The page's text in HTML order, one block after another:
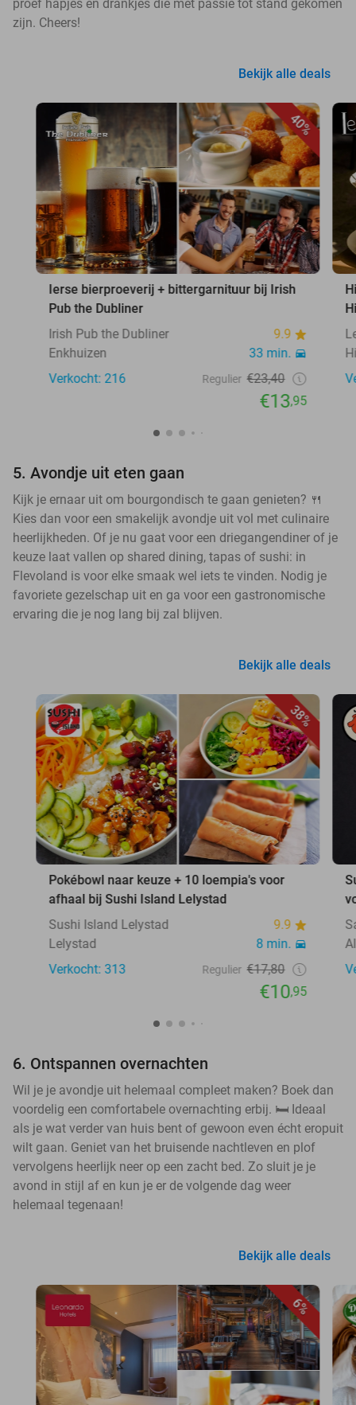
proef hapjes en drankjes die met passie tot stand gekomen
zijn. Cheers!
Bekijk alle deals
40%
Ierse bierproeverij + bittergarnituur bij Irish
Pub the Dubliner
Irish Pub the Dubliner
9.9
Enkhuizen
33 min.
Verkocht: 216
Regulier €23,40
€13,95
5. Avondje uit eten gaan
Kijk je ernaar uit om bourgondisch te gaan genieten? 🍴
Kies dan voor een smakelijk avondje uit vol met culinaire
heerlijkheden. Of je nu gaat voor een driegangendiner of je
keuze laat vallen op shared dining, tapas of sushi: in
Flevoland is voor elke smaak wel iets te vinden. Nodig je
favoriete gezelschap uit en ga voor een gastronomische
ervaring die je nog lang bij zal blijven.
Bekijk alle deals
38%
Pokébowl naar keuze + 10 loempia's voor
afhaal bij Sushi Island Lelystad
Sushi Island Lelystad
9.9
Lelystad
8 min.
Verkocht: 313
Regulier €17,80
€10,95
6. Ontspannen overnachten
Wil je je avondje uit helemaal compleet maken? Boek dan
voordelig een comfortabele overnachting erbij. 🛏️ Ideaal
als je wat verder van huis bent of gewoon even écht eropuit
wilt gaan. Geniet van het bruisende nachtleven en plof
vervolgens heerlijk neer op een zacht bed. Zo sluit je je
avond in stijl af en kun je er de volgende dag weer
helemaal tegenaan!
Bekijk alle deals
6%